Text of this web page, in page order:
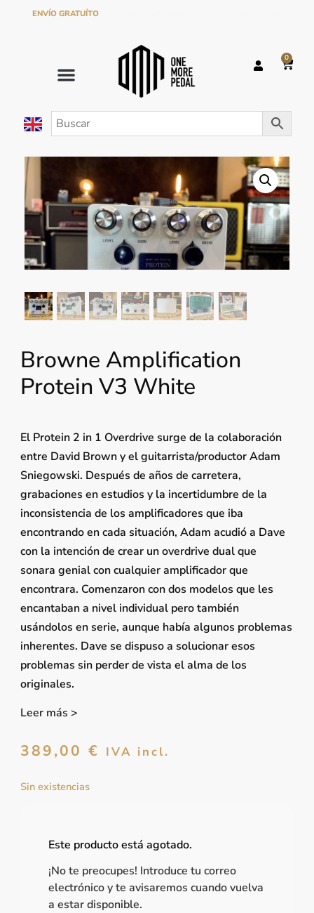
ENVÍO GRATUÍTOEN PEDIDOS SUPERIORES A 120€ EN PENÍNSULA
0
Browne Amplification
Protein V3 White
El Protein 2 in 1 Overdrive surge de la colaboración
entre David Brown y el guitarrista/productor Adam
Sniegowski. Después de años de carretera,
grabaciones en estudios y la incertidumbre de la
inconsistencia de los amplificadores que iba
encontrando en cada situación, Adam acudió a Dave
con la intención de crear un overdrive dual que
sonara genial con cualquier amplificador que
encontrara. Comenzaron con dos modelos que les
encantaban a nivel individual pero también
usándolos en serie, aunque había algunos problemas
inherentes. Dave se dispuso a solucionar esos
problemas sin perder de vista el alma de los
originales.
Leer más >
389,00 € IVA incl.
Sin existencias
Este producto está agotado.
¡No te preocupes! Introduce tu correo
electrónico y te avisaremos cuando vuelva
a estar disponible.